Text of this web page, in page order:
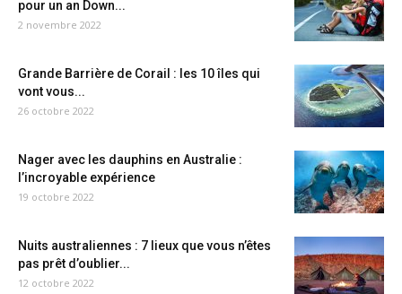
pour un an Down...
2 novembre 2022
Grande Barrière de Corail : les 10 îles qui
vont vous...
26 octobre 2022
Nager avec les dauphins en Australie :
l’incroyable expérience
19 octobre 2022
Nuits australiennes : 7 lieux que vous n’êtes
pas prêt d’oublier...
12 octobre 2022